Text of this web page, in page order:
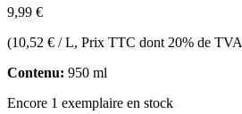
9,99 €
(10,52 € / L, Prix TTC dont 20% de TVA
Contenu: 950 ml
Encore 1 exemplaire en stock